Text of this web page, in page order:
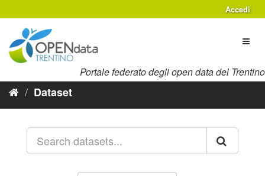
al
contenuto
Accedi
Portale federato degli open data del Trentino
Dataset